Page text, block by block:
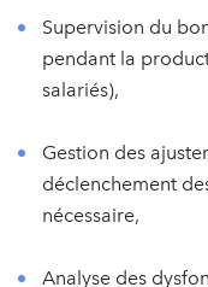
Supervision du
pendant la
salariés),
Gestion des
déclenchement
nécessaire,
Analyse des